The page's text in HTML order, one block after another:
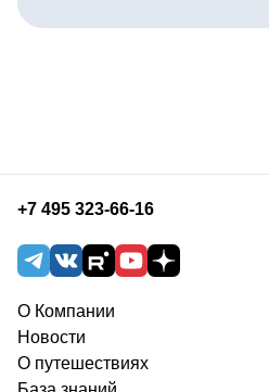
+7 495 323-66-16
О Компании
Новости
О путешествиях